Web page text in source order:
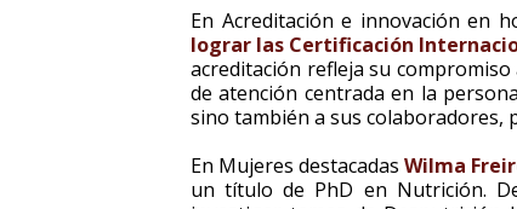
En Acreditación e innovación en
lograr las Certificación
acreditación refleja su
de atención centrada en la
sino también a sus colaboradores,
En Mujeres destacadas Wilma
un título de PhD en Nutrición.